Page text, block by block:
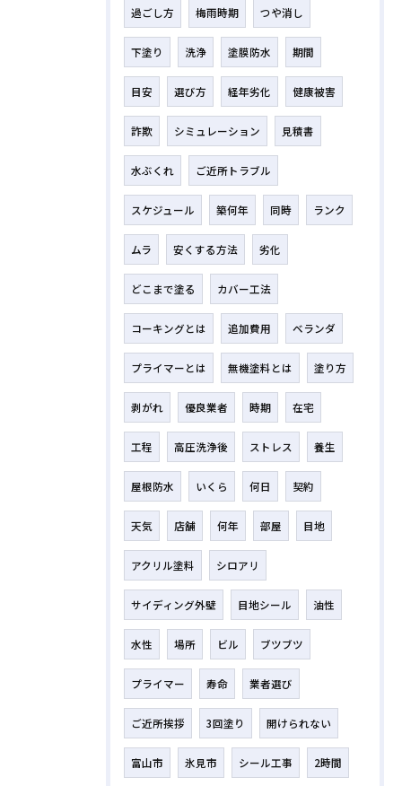
過ごし方 梅雨時期 つや消し
下塗り 洗浄 塗膜防水 期間
目安 選び方 経年劣化 健康被害
詐欺 シミュレーション 見積書
水ぶくれ ご近所トラブル
スケジュール 築何年 同時 ランク
ムラ 安くする方法 劣化
どこまで塗る カバー工法
コーキングとは 追加費用 ベランダ
プライマーとは 無機塗料とは 塗り方
剥がれ 優良業者 時期 在宅
工程 高圧洗浄後 ストレス 養生
屋根防水 いくら 何日 契約
天気 店舗 何年 部屋 目地
アクリル塗料 シロアリ
サイディング外壁 目地シール 油性
水性 場所 ビル ブツブツ
プライマー 寿命 業者選び
ご近所挨拶 3回塗り 開けられない
富山市 氷見市 シール工事 2時間